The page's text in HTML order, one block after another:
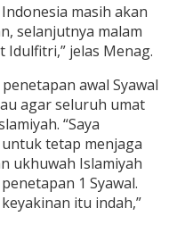
masih akan
selanjutnya malam
jelas Menag.
awal Syawal
agar seluruh umat
“Saya
tetap menjaga
ukhuwah Islamiyah
1 Syawal.
itu indah,”